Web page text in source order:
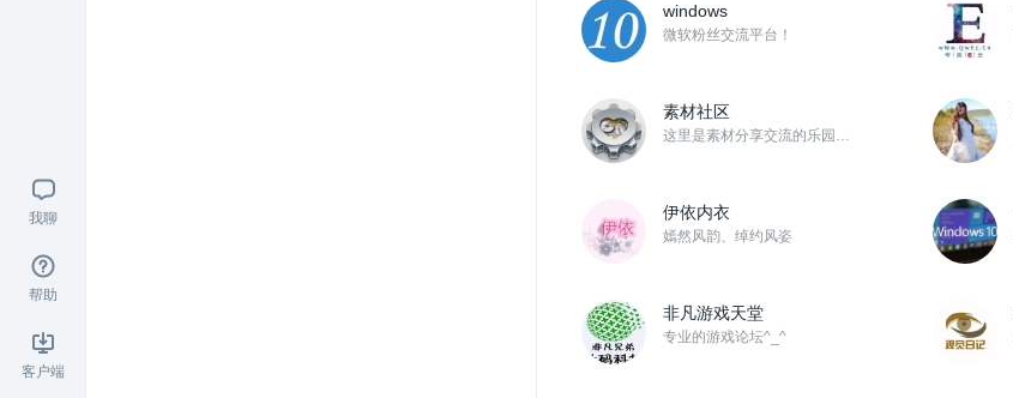
我聊
帮助
客户端
windows
微软粉丝交流平台！
素材社区
这里是素材分享交流的乐园！期待大家能多分享自己收藏的影视后期、平面设计、网站制作等一切工作中可以用到...
伊依内衣
嫣然风韵、绰约风姿
非凡游戏天堂
专业的游戏论坛^_^